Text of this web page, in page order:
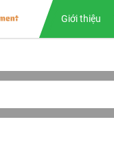
Giới thiệu